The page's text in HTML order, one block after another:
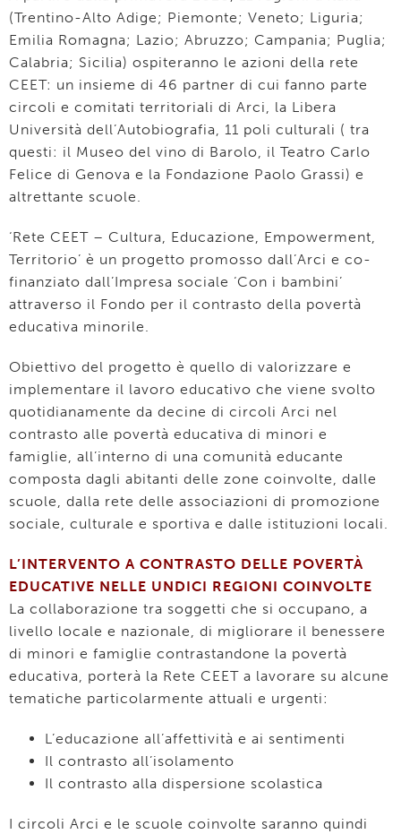
(Trentino-Alto Adige; Piemonte; Veneto; Liguria;
Emilia Romagna; Lazio; Abruzzo; Campania; Puglia;
Calabria; Sicilia) ospiteranno le azioni della rete
CEET: un insieme di 46 partner di cui fanno parte
circoli e comitati territoriali di Arci, la Libera
Università dell’Autobiografia, 11 poli culturali ( tra
questi: il Museo del vino di Barolo, il Teatro Carlo
Felice di Genova e la Fondazione Paolo Grassi) e
altrettante scuole.
‘Rete CEET – Cultura, Educazione, Empowerment,
Territorio’ è un progetto promosso dall’Arci e co-
finanziato dall’Impresa sociale ‘Con i bambini’
attraverso il Fondo per il contrasto della povertà
educativa minorile.
Obiettivo del progetto è quello di valorizzare e
implementare il lavoro educativo che viene svolto
quotidianamente da decine di circoli Arci nel
contrasto alle povertà educativa di minori e
famiglie, all’interno di una comunità educante
composta dagli abitanti delle zone coinvolte, dalle
scuole, dalla rete delle associazioni di promozione
sociale, culturale e sportiva e dalle istituzioni locali.
L’INTERVENTO A CONTRASTO DELLE POVERTÀ
EDUCATIVE NELLE UNDICI REGIONI COINVOLTE
La collaborazione tra soggetti che si occupano, a
livello locale e nazionale, di migliorare il benessere
di minori e famiglie contrastandone la povertà
educativa, porterà la Rete CEET a lavorare su alcune
tematiche particolarmente attuali e urgenti:
L’educazione all’affettività e ai sentimenti
Il contrasto all’isolamento
Il contrasto alla dispersione scolastica
I circoli Arci e le scuole coinvolte saranno quindi